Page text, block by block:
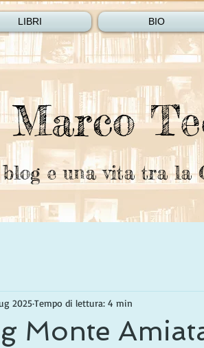
LIBRI BIO
Marco
e una vita tra la
Monte
2025Tempo di lettura: 4 min